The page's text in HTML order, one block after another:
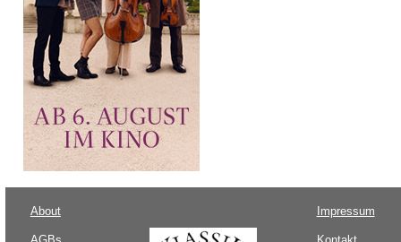
About Impressum